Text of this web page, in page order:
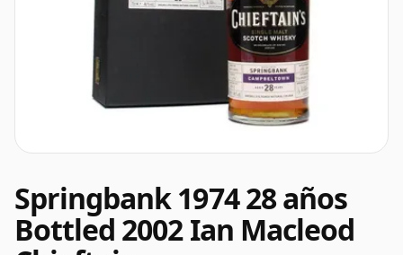
Springbank 1974 28 años
Bottled 2002 Ian Macleod